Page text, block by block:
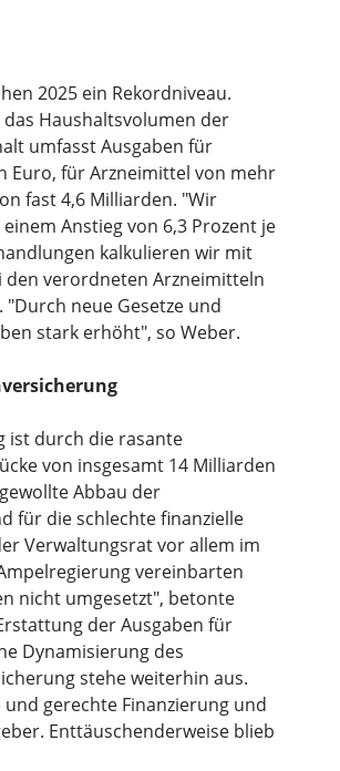
2025 ein Rekordniveau.
Haushaltsvolumen der
umfasst Ausgaben für
Euro, für Arzneimittel von mehr
fast 4,6 Milliarden. "Wir
Anstieg von 6,3 Prozent je
kalkulieren wir mit
den verordneten Arzneimitteln
neue Gesetze und
stark erhöht", so Weber.
ist durch die rasante
von insgesamt 14 Milliarden
Abbau der
für die schlechte finanzielle
Verwaltungsrat vor allem im
vereinbarten
nicht umgesetzt", betonte
der Ausgaben für
Dynamisierung des
stehe weiterhin aus.
gerechte Finanzierung und
Enttäuschenderweise blieb